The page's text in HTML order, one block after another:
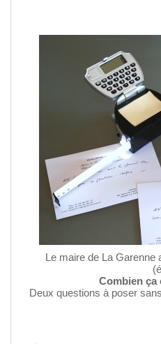
Le maire de La Garenne
Combien
Deux questions à poser